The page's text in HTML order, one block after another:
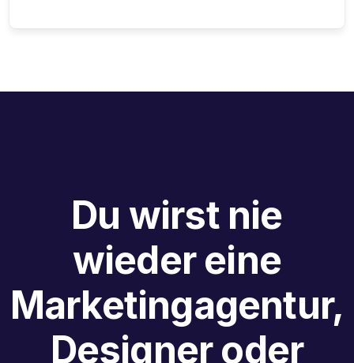
Du wirst nie
wieder eine
Marketingagentur,
Designer oder